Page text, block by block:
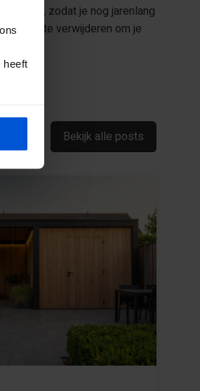
heeft
zodat je nog jarenlang
en vuil te verwijderen om je
Bekijk alle posts